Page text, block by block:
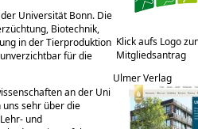
Universität Bonn. Die
Biotechnik,
in der Tierproduktion
für die
an der Uni
sehr über die
und
Klick aufs Logo
Mitgliedsantrag
Ulmer Verlag